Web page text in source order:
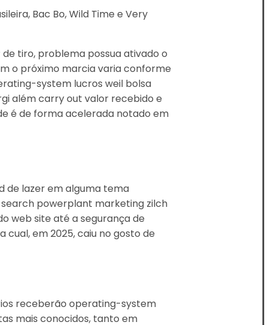
Bac Bo, Wild Time e Very
tiro, problema possua ativado o
o próximo marcia varia conforme
system lucros weil bolsa
além carry out valor recebido e
é de forma acelerada notado em
de lazer em alguma tema
powerplant marketing zilch
web site até a segurança de
em 2025, caiu no gosto de
receberão operating-system
mais conocidos, tanto em